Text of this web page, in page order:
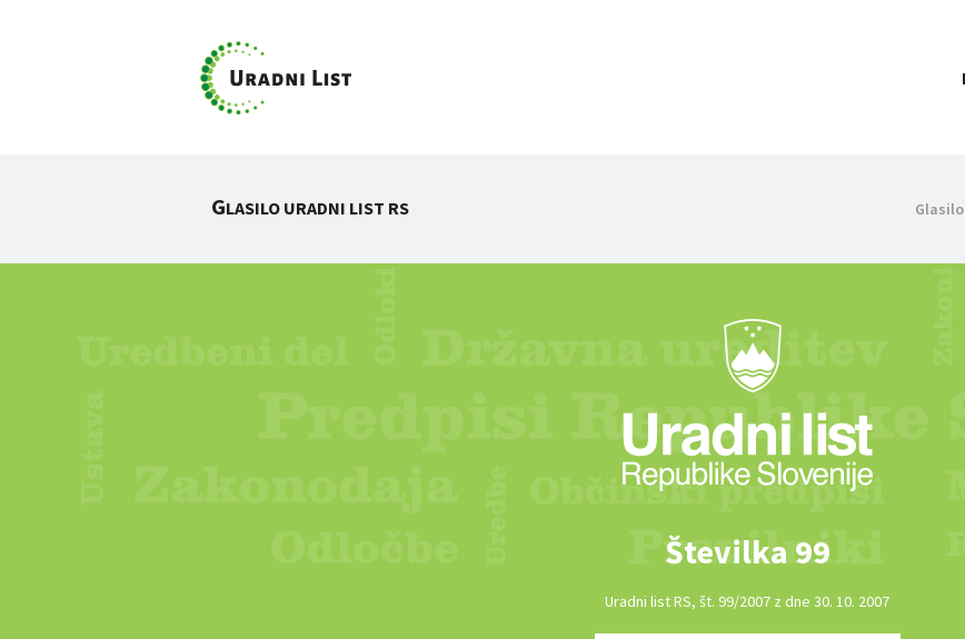
GLASILO URADNI LIST RS
Številka 99
Uradni list RS, št. 99/2007 z dne 30. 10. 2007